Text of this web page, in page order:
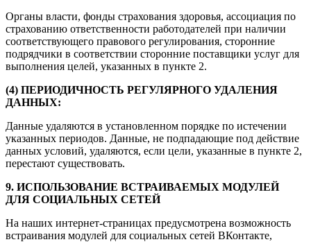
Органы власти, фонды страхования здоровья, ассоциация по
страхованию ответственности работодателей при наличии
соответствующего правового регулирования, сторонние
подрядчики в соответствии сторонние поставщики услуг для
выполнения целей, указанных в пункте 2.
(4) ПЕРИОДИЧНОСТЬ РЕГУЛЯРНОГО УДАЛЕНИЯ
ДАННЫХ:
Данные удаляются в установленном порядке по истечении
указанных периодов. Данные, не подпадающие под действие
данных условий, удаляются, если цели, указанные в пункте 2,
перестают существовать.
9. ИСПОЛЬЗОВАНИЕ ВСТРАИВАЕМЫХ МОДУЛЕЙ
ДЛЯ СОЦИАЛЬНЫХ СЕТЕЙ
На наших интернет-страницах предусмотрена возможность
встраивания модулей для социальных сетей ВКонтакте,